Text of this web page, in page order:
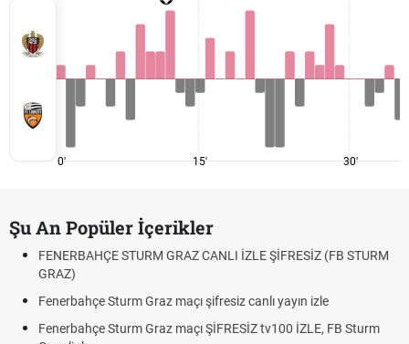
0' 15' 30'
Şu An Popüler İçerikler
FENERBAHÇE STURM GRAZ CANLI İZLE ŞİFRESİZ (FB STURM
GRAZ)
Fenerbahçe Sturm Graz maçı şifresiz canlı yayın izle
Fenerbahçe Sturm Graz maçı ŞİFRESİZ tv100 İZLE, FB Sturm